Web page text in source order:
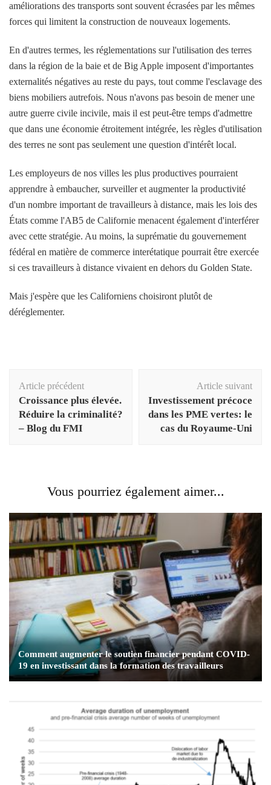
améliorations des transports sont souvent écrasées par les mêmes
forces qui limitent la construction de nouveaux logements.
En d'autres termes, les réglementations sur l'utilisation des terres
dans la région de la baie et de Big Apple imposent d'importantes
externalités négatives au reste du pays, tout comme l'esclavage des
biens mobiliers autrefois. Nous n'avons pas besoin de mener une
autre guerre civile incivile, mais il est peut-être temps d'admettre
que dans une économie étroitement intégrée, les règles d'utilisation
des terres ne sont pas seulement une question d'intérêt local.
Les employeurs de nos villes les plus productives pourraient
apprendre à embaucher, surveiller et augmenter la productivité
d'un nombre important de travailleurs à distance, mais les lois des
États comme l'AB5 de Californie menacent également d'interférer
avec cette stratégie. Au moins, la suprématie du gouvernement
fédéral en matière de commerce interétatique pourrait être exercée
si ces travailleurs à distance vivaient en dehors du Golden State.
Mais j'espère que les Californiens choisiront plutôt de
déréglementer.
d'article
Article précédent
Croissance plus élevée.
Réduire la criminalité?
– Blog du FMI
Article suivant
Investissement précoce
dans les PME vertes: le
cas du Royaume-Uni
Vous pourriez également aimer...
Comment augmenter le soutien financier pendant COVID-
19 en investissant dans la formation des travailleurs